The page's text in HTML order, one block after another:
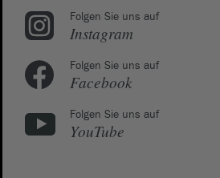
Folgen Sie uns auf
Instagram
Folgen Sie uns auf
Facebook
Folgen Sie uns auf
YouTube